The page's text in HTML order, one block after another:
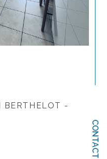
CONTACT
BERTHELOT -